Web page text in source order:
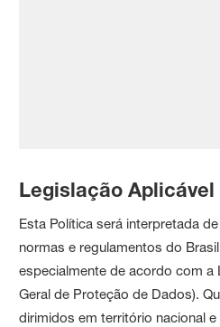
Legislação Aplicável
Esta Política será interpretada
normas e regulamentos do
especialmente de acordo com a
Geral de Proteção de Dados).
dirimidos em território nacional